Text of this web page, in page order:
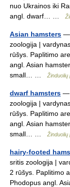
nuo Ukrainos iki
angl. dwarf… …
Asian hamsters —
zoologija |
rūšys. Paplitimo
angl. Asian
small… …
Žinduolių
dwarf hamsters —
zoologija |
rūšys. Paplitimo
angl. Asian
small… …
Žinduolių
hairy-footed
sritis zoologija |
2 rūšys. Paplitimo
Phodopus angl.